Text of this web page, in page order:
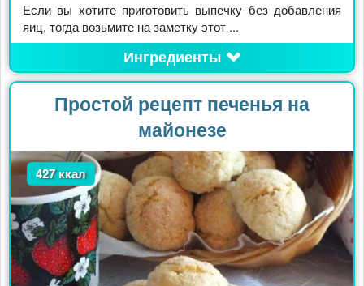
Если вы хотите приготовить выпечку без добавления
яиц, тогда возьмите на заметку этот ...
Ингредиенты
Простой рецепт печенья на
майонезе
427 ккал